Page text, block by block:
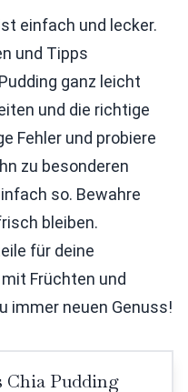
einfach und lecker.
und Tipps
ganz leicht
und die richtige
Fehler und probiere
zu besonderen
so. Bewahre
bleiben.
für deine
Früchten und
immer neuen Genuss!
Chia Pudding